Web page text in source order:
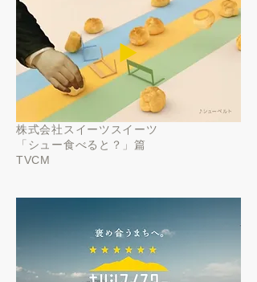
▶️
株式会社スイーツスイーツ
「 シュー食べると？」篇
TVCM